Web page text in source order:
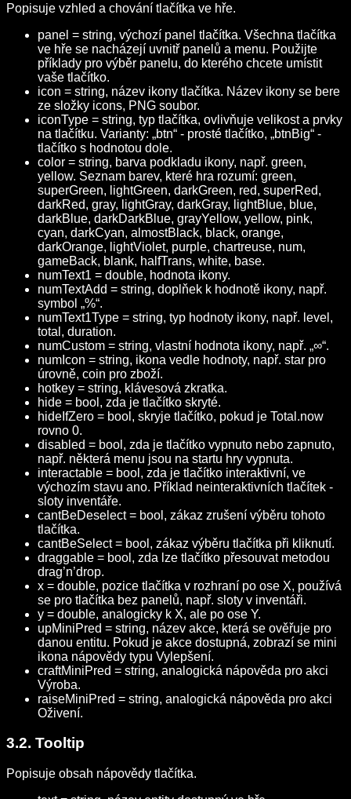
Popisuje vzhled a chování tlačítka ve hře.
panel = string, výchozí panel tlačítka. Všechna tlačítka
ve hře se nacházejí uvnitř panelů a menu. Použijte
příklady pro výběr panelu, do kterého chcete umístit
vaše tlačítko.
icon = string, název ikony tlačítka. Název ikony se bere
ze složky icons, PNG soubor.
iconType = string, typ tlačítka, ovlivňuje velikost a prvky
na tlačítku. Varianty: „btn“ - prosté tlačítko, „btnBig“ -
tlačítko s hodnotou dole.
color = string, barva podkladu ikony, např. green,
yellow. Seznam barev, které hra rozumí: green,
superGreen, lightGreen, darkGreen, red, superRed,
darkRed, gray, lightGray, darkGray, lightBlue, blue,
darkBlue, darkDarkBlue, grayYellow, yellow, pink,
cyan, darkCyan, almostBlack, black, orange,
darkOrange, lightViolet, purple, chartreuse, num,
gameBack, blank, halfTrans, white, base.
numText1 = double, hodnota ikony.
numTextAdd = string, doplňek k hodnotě ikony, např.
symbol „%“.
numText1Type = string, typ hodnoty ikony, např. level,
total, duration.
numCustom = string, vlastní hodnota ikony, např. „∞“.
numIcon = string, ikona vedle hodnoty, např. star pro
úrovně, coin pro zboží.
hotkey = string, klávesová zkratka.
hide = bool, zda je tlačítko skryté.
hideIfZero = bool, skryje tlačítko, pokud je Total.now
rovno 0.
disabled = bool, zda je tlačítko vypnuto nebo zapnuto,
např. některá menu jsou na startu hry vypnuta.
interactable = bool, zda je tlačítko interaktivní, ve
výchozím stavu ano. Příklad neinteraktivních tlačítek -
sloty inventáře.
cantBeDeselect = bool, zákaz zrušení výběru tohoto
tlačítka.
cantBeSelect = bool, zákaz výběru tlačítka při kliknutí.
draggable = bool, zda lze tlačítko přesouvat metodou
drag’n’drop.
x = double, pozice tlačítka v rozhraní po ose X, používá
se pro tlačítka bez panelů, např. sloty v inventáři.
y = double, analogicky k X, ale po ose Y.
upMiniPred = string, název akce, která se ověřuje pro
danou entitu. Pokud je akce dostupná, zobrazí se mini
ikona nápovědy typu Vylepšení.
craftMiniPred = string, analogická nápověda pro akci
Výroba.
raiseMiniPred = string, analogická nápověda pro akci
Oživení.
3.2. Tooltip
Popisuje obsah nápovědy tlačítka.